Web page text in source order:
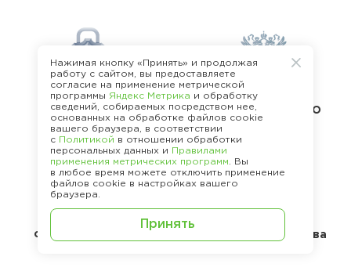
О безопасности
платформы
В реестре
разработчиков ПО
операторов перс.
Стандарты качества
Нажимая кнопку «Принять» и продолжая
работу с сайтом, вы предоставляете
согласие на применение метрической
программы Яндекс Метрика и обработку
сведений, собираемых посредством нее,
основанных на обработке файлов cookie
вашего браузера, в соответствии
с Политикой в отношении обработки
персональных данных и
Правилами
применения метрических программ . Вы
в любое время можете отключить применение
файлов cookie в настройках вашего
браузера.
Принять